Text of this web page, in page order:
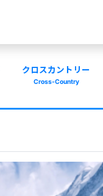
クロスカントリー
Cross-Country